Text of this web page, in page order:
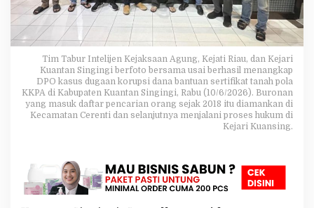
o
r
p
s
i
D
a
n
a
t
i
Tim Tabur Intelijen Kejaksaan Agung, Kejati Riau, dan Kejari
Kuantan Singingi berfoto bersama usai berhasil menangkap
DPO kasus dugaan korupsi dana bantuan sertifikat tanah pola
KKPA di Kabupaten Kuantan Singingi, Rabu (10/6/2026). Buronan
yang masuk daftar pencarian orang sejak 2018 itu diamankan di
Kecamatan Cerenti dan selanjutnya menjalani proses hukum di
Kejari Kuansing.